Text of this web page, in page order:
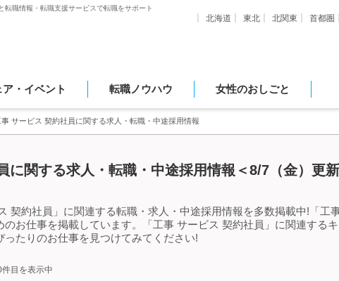
職情報・転職支援サービスで転職をサポート
北海道 東北 北関東 首都圏
・イベント 転職ノウハウ 女性のおしごと
事 サービス 契約社員に関する求人・転職・中途採用情報
に関する求人・転職・中途採用情報＜8/7（金）更
契約社員」に関連する転職・求人・中途採用情報を多数掲載中!「工
お仕事を掲載しています。「工事 サービス 契約社員」に関連する
たりのお仕事を見つけてみてください!
件目を表示中